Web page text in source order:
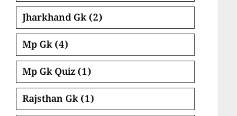
Jharkhand Gk (2)
Mp Gk (4)
Mp Gk Quiz (1)
Rajsthan Gk (1)